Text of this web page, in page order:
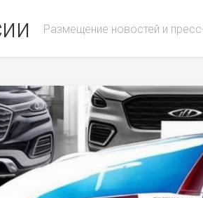
Размещение новостей и